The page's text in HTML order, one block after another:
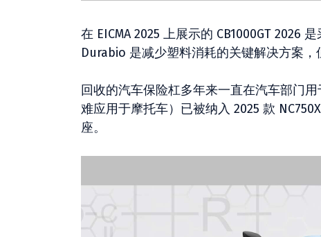
在 EICMA 2025 上展示的 CB1000GT 2026
Durabio 是减少塑料消耗的关键解决方案，
回收的汽车保险杠多年来一直在汽车部门
难应用于摩托车）已被纳入 2025 款
座。